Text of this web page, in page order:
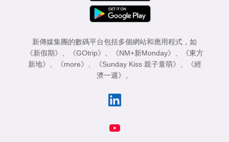
新傳媒集團的數碼平台包括多個網站和應用程式，如
《新假期》
《GOtrip》 《NM+新Monday》
《東方
新地》
《more》 《Sunday Kiss 親子童萌》
《經
濟一週》
。